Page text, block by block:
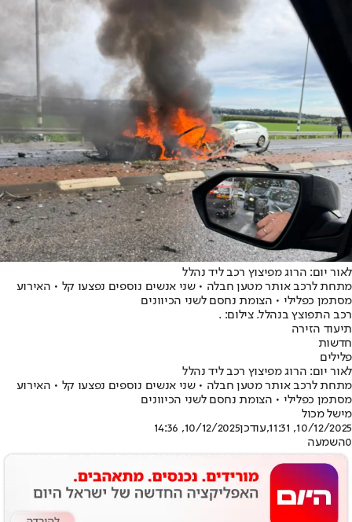
לאור יום: הרוג מפיצוץ רכב ליד נהלל
מתחת לרכב אותר מטען חבלה • שני אנשים נוספים נפצעו קל • האירוע
מסתמן כפלילי • הצומת נחסם לשני הכיוונים
רכב התפוצץ בנהלל. צילום: .
תיעוד הזירה
חדשות
פלילים
לאור יום: הרוג מפיצוץ רכב ליד נהלל
מתחת לרכב אותר מטען חבלה • שני אנשים נוספים נפצעו קל • האירוע
מסתמן כפלילי • הצומת נחסם לשני הכיוונים
מישל מכול
10/12/2025, 11:31
,עודכן10/12/2025, 14:36
0השמעה